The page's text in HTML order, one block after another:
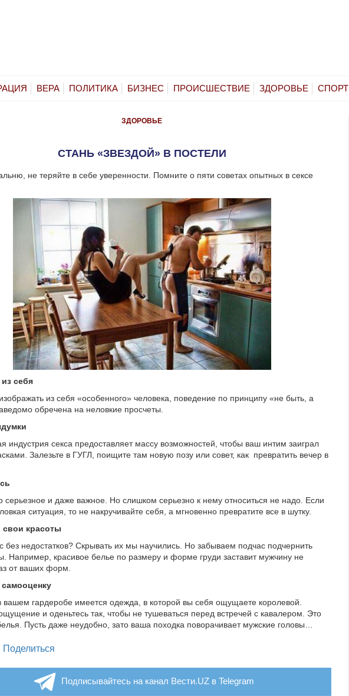
ВЕРА ПОЛИТИКА БИЗНЕС ПРОИСШЕСТВИЕ ЗДОРОВЬЕ СПОРТ
ЗДОРОВЬЕ
СТАНЬ «ЗВЕЗДОЙ» В ПОСТЕЛИ
не теряйте в себе уверенности. Помните о пяти советах опытных в сексе
себя
из себя «особенного» человека, поведение по принципу «не быть, а
обречена на неловкие просчеты.
индустрия секса предоставляет массу возможностей, чтобы ваш интим заиграл
Залезьте в ГУГЛ, поищите там новую позу или совет, как превратить вечер в
и даже важное. Но слишком серьезно к нему относиться не надо. Если
ситуация, то не накручивайте себя, а мгновенно превратите все в шутку.
красоты
без недостатков? Скрывать их мы научились. Но забываем подчас подчернить
Например, красивое белье по размеру и форме груди заставит мужчину не
от ваших форм.
вашем гардеробе имеется одежда, в которой вы себя ощущаете королевой.
и оденьтесь так, чтобы не тушеваться перед встречей с кавалером. Это
Пусть даже неудобно, зато ваша походка поворачивает мужские головы…
Telegram
Поделиться
Подписывайтесь на канал Вести.UZ в Telegram